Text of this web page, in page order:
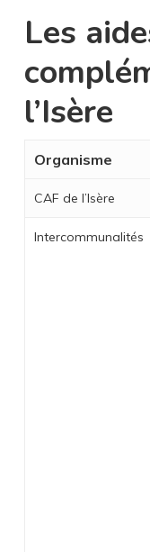
Les
l’Isère
Organisme
CAF de l’Isère
Intercommunalités